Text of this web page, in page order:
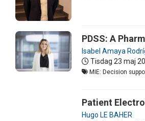
PDSS: A
Isabel Amaya
Tisdag 23 maj
MIE: Decision
Patient
Hugo LE BAHER